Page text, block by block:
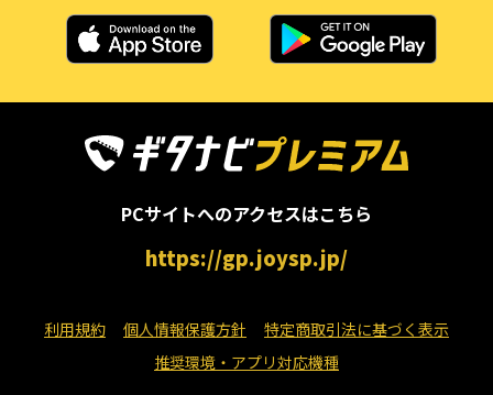
PCサイトへのアクセスはこちら
https://gp.joysp.jp/
利用規約 個人情報保護方針
特定商取引法に基づく表示
推奨環境・アプリ対応機種